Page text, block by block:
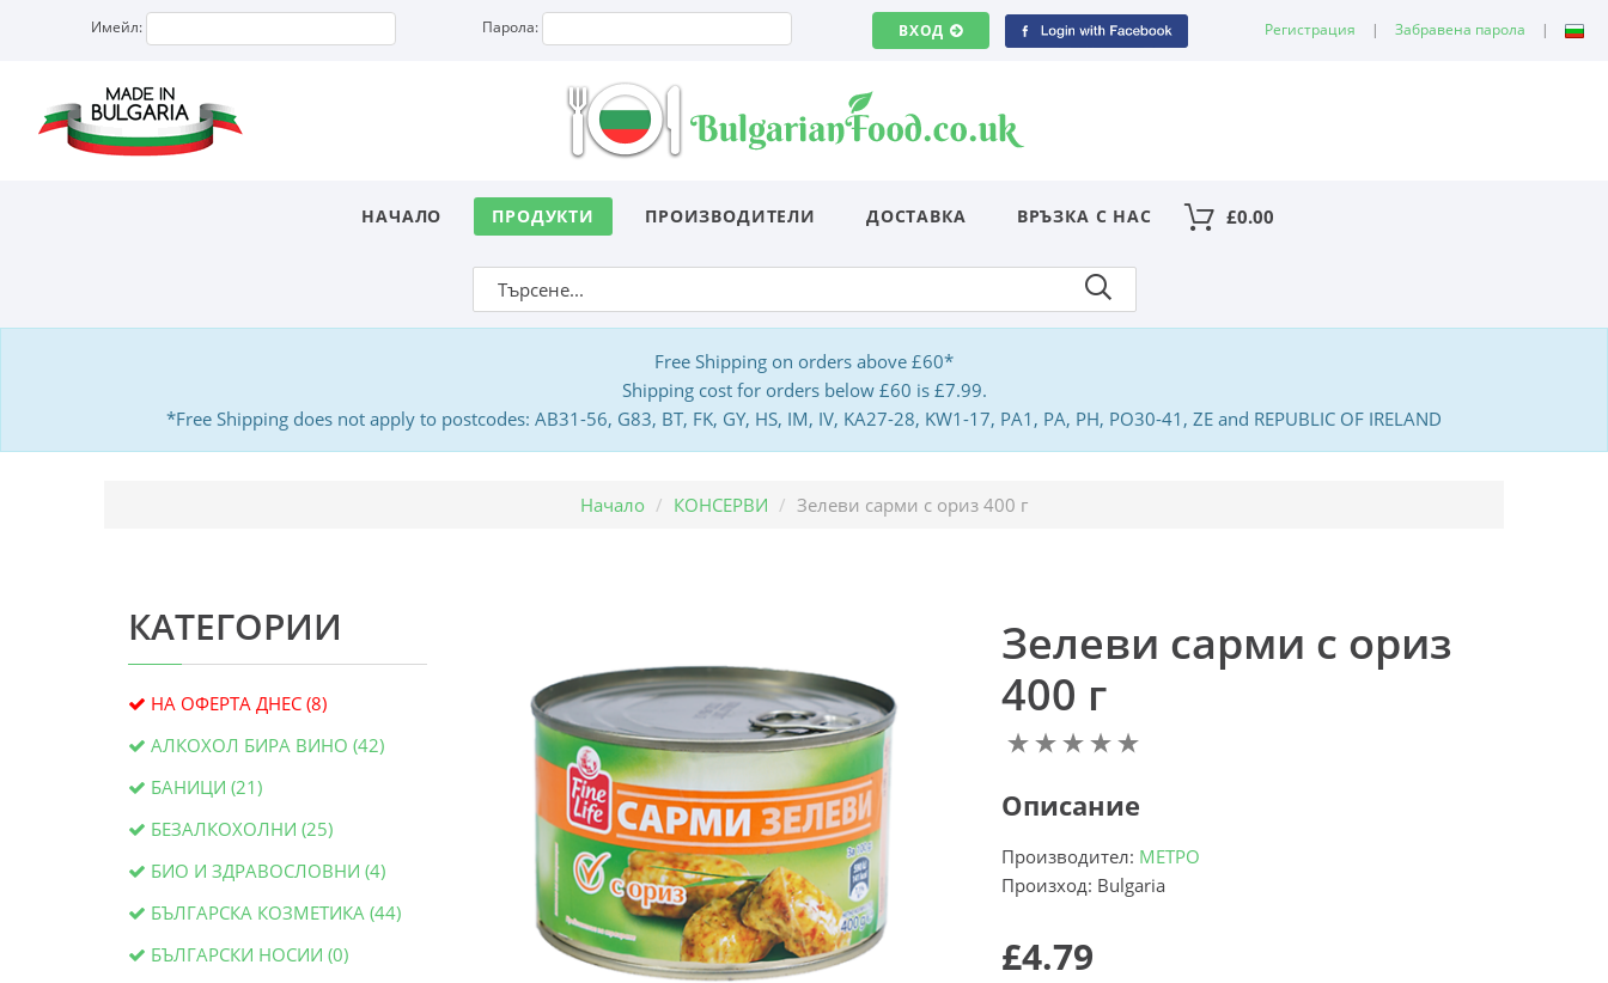
Имейл: Парола: ВХОД Регистрация | Забравена парола |
НАЧАЛО ПРОДУКТИ ПРОИЗВОДИТЕЛИ ДОСТАВКА ВРЪЗКА С НАС £0.00
Free Shipping on orders above £60*
Shipping cost for orders below £60 is £7.99.
*Free Shipping does not apply to postcodes: AB31-56, G83, BT, FK, GY, HS, IM, IV, KA27-28, KW1-17, PA1, PA, PH, PO30-41, ZE and REPUBLIC OF IRELAND
Начало КОНСЕРВИ Зелеви сарми с ориз 400 г
КАТЕГОРИИ
НА ОФЕРТА ДНЕС (8)
АЛКОХОЛ БИРА ВИНО (42)
БАНИЦИ (21)
БЕЗАЛКОХОЛНИ (25)
БИО И ЗДРАВОСЛОВНИ (4)
БЪЛГАРСКА КОЗМЕТИКА (44)
БЪЛГАРСКИ НОСИИ (0)
Зелеви сарми с ориз
400 г
Описание
Производител: МЕТРО
Произход: Bulgaria
£4.79